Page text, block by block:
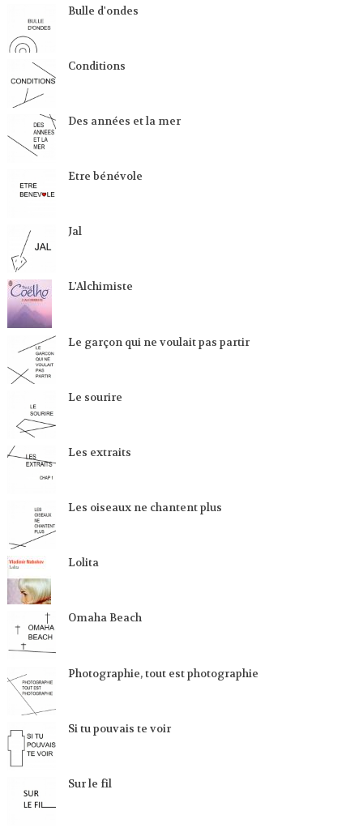
Bulle d'ondes
Conditions
Des années et la mer
Etre bénévole
Jal
L'Alchimiste
Le garçon qui ne voulait pas partir
Le sourire
Les extraits
Les oiseaux ne chantent plus
Lolita
Omaha Beach
Photographie, tout est photographie
Si tu pouvais te voir
Sur le fil